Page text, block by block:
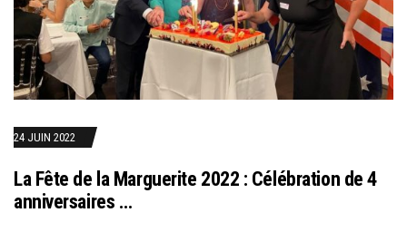
24 JUIN 2022
La Fête de la Marguerite 2022 : Célébration de 4
anniversaires …